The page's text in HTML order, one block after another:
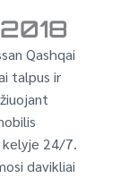
Qashqai
talpus ir
kelyje 24/7.
davikliai